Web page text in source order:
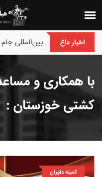
اخبار داغ
پایان رقابت های بین‌المللی
با همکاری و
کشتی خوزستان :
کمیته داوران